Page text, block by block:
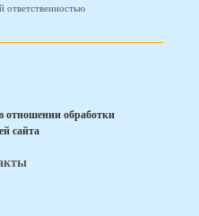
ответственностью
отношении обработки
сайта